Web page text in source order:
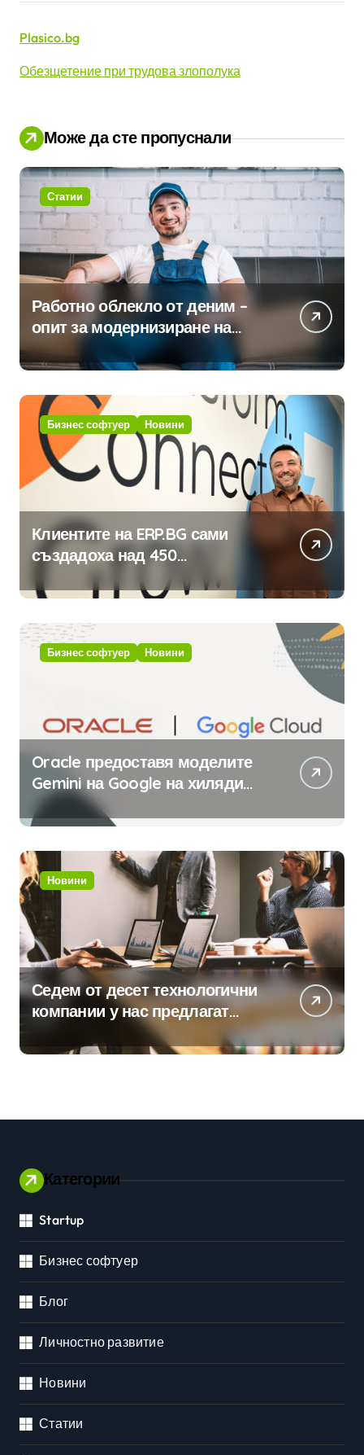
Plasico.bg
Обезщетение при трудова злополука
Може да сте пропуснали
Статии
Работно облекло от деним –
опит за модернизиране на
традицията
Бизнес софтуер Новини
Клиентите на ERP.BG сами
създадоха над 450
приложения за ERP системата
с помощта на вградения в нея
изкуствен интелект
Бизнес софтуер Новини
Oracle предоставя моделите
Gemini на Google на хиляди
клиенти на бизнес
приложения
Новини
Седем от десет технологични
компании у нас предлагат
хибридна работа
Категории
Startup
Бизнес софтуер
Блог
Личностно развитие
Новини
Статии